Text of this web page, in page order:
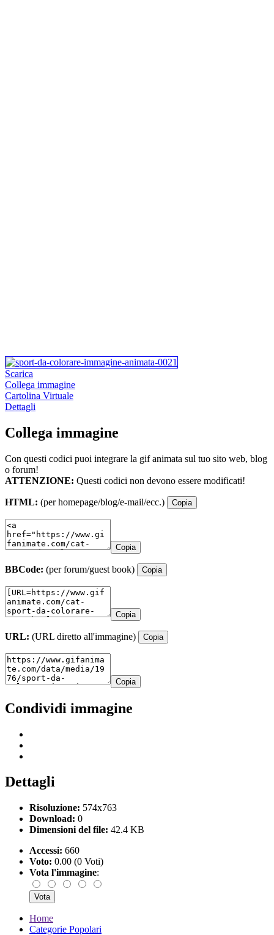
Scarica
Collega immagine
Cartolina Virtuale
Dettagli
Collega immagine
Con questi codici puoi integrare la gif animata sul tuo sito web, blog
o forum!
ATTENZIONE: Questi codici non devono essere modificati!
HTML: (per homepage/blog/e-mail/ecc.) Copia
Copia
BBCode: (per forum/guest book) Copia
Copia
URL: (URL diretto all'immagine) Copia
Copia
Condividi immagine
Dettagli
Risoluzione: 574x763
Download: 0
Dimensioni del file: 42.4 KB
Accessi: 660
Voto: 0.00 (0 Voti)
Vota l'immagine:
Home
Categorie Popolari